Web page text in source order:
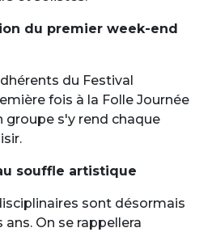
du premier week-end
du Festival
fois à la Folle Journée
groupe s'y rend chaque
souffle artistique
sont désormais
On se rappellera